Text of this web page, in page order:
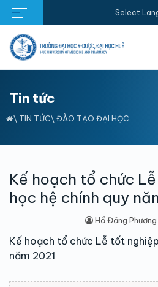
Select
Tin tức
\ TIN TỨC\ ĐÀO TẠO ĐẠI HỌC
Kế hoạch tổ chức
học hệ chính quy
Hồ Đăng Phương
Kế hoạch tổ chức Lễ tốt
năm 2021